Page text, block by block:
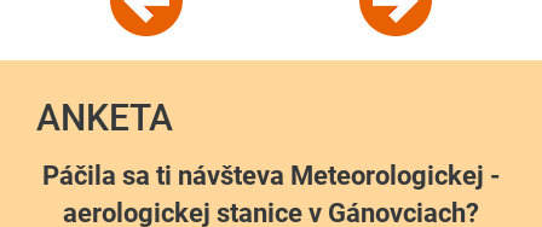
ANKETA
Páčila sa ti návšteva Meteorologickej -
aerologickej stanice v Gánovciach?